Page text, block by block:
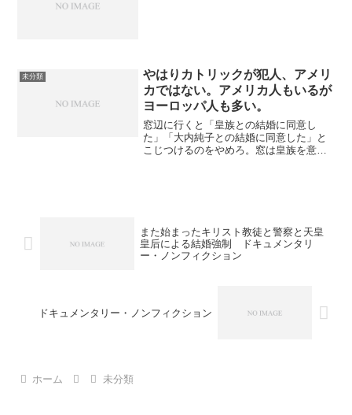
未分類
やはりカトリックが犯人、アメリ
カではない。アメリカ人もいるが
ヨーロッパ人も多い。
窓辺に行くと「皇族との結婚に同意し
た」「大内純子との結婚に同意した」と
こじつけるのをやめろ。窓は皇族を意味
また始まったキリスト教徒と警察と天皇
皇后による結婚強制 ドキュメンタリ
ー・ノンフィクション
ドキュメンタリー・ノンフィクション
ホーム 未分類